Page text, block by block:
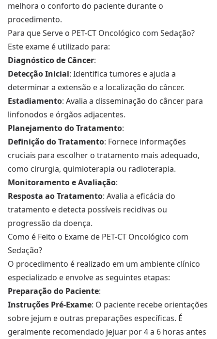
melhora o conforto do paciente durante o
procedimento.
Para que Serve o PET-CT Oncológico com Sedação?
Este exame é utilizado para:
Diagnóstico de Câncer:
Detecção Inicial: Identifica tumores e ajuda a
determinar a extensão e a localização do câncer.
Estadiamento: Avalia a disseminação do câncer para
linfonodos e órgãos adjacentes.
Planejamento do Tratamento:
Definição do Tratamento: Fornece informações
cruciais para escolher o tratamento mais adequado,
como cirurgia, quimioterapia ou radioterapia.
Monitoramento e Avaliação:
Resposta ao Tratamento: Avalia a eficácia do
tratamento e detecta possíveis recidivas ou
progressão da doença.
Como é Feito o Exame de PET-CT Oncológico com
Sedação?
O procedimento é realizado em um ambiente clínico
especializado e envolve as seguintes etapas:
Preparação do Paciente:
Instruções Pré-Exame: O paciente recebe orientações
sobre jejum e outras preparações específicas. É
geralmente recomendado jejuar por 4 a 6 horas antes